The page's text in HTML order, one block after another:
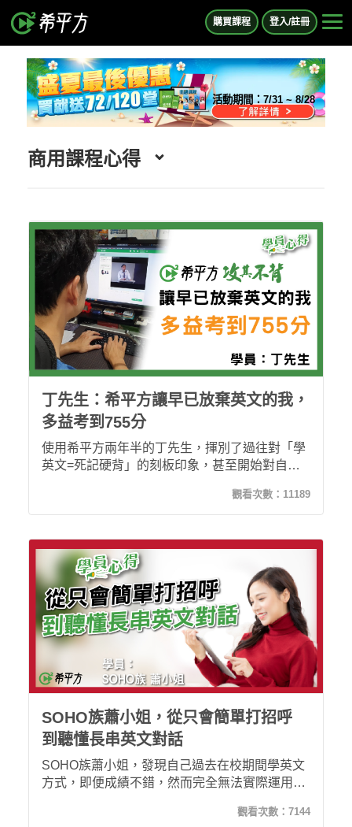
購買課程 登入/註冊
活動期間：7/31 ~ 8/28
商用課程心得
丁先生：希平方讓早已放棄英文的我，
多益考到755分
使用希平方兩年半的丁先生，揮別了過往對「學
英文=死記硬背」的刻板印象，甚至開始對自己
信心的他，現在英文已經如同生活中的一部份般
自然。
觀看次數： 11189
SOHO族蕭小姐，從只會簡單打招呼
到聽懂長串英文對話
SOHO族蕭小姐，發現自己過去在校期間學英文
方式，即便成績不錯，然而完全無法實際運用。
平方 30 天英文特訓。持續 30 天的學習後，發現
觀看次數： 7144